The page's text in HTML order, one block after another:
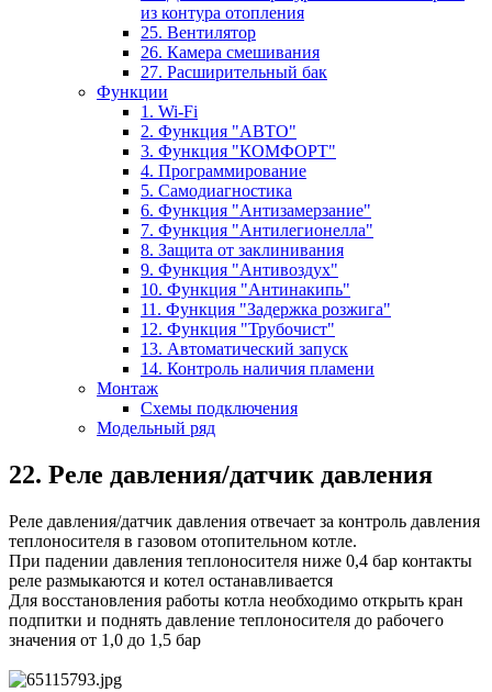
из контура отопления
25. Вентилятор
26. Камера смешивания
27. Расширительный бак
Функции
1. Wi-Fi
2. Функция "АВТО"
3. Функция "КОМФОРТ"
4. Программирование
5. Самодиагностика
6. Функция "Антизамерзание"
7. Функция "Антилегионелла"
8. Защита от заклинивания
9. Функция "Антивоздух"
10. Функция "Антинакипь"
11. Функция "Задержка розжига"
12. Функция "Трубочист"
13. Автоматический запуск
14. Контроль наличия пламени
Монтаж
Схемы подключения
Модельный ряд
22. Реле давления/датчик давления
Реле давления/датчик давления отвечает за контроль давления
теплоносителя в газовом отопительном котле.
При падении давления теплоносителя ниже 0,4 бар контакты
реле размыкаются и котел останавливается
Для восстановления работы котла необходимо открыть кран
подпитки и поднять давление теплоносителя до рабочего
значения от 1,0 до 1,5 бар